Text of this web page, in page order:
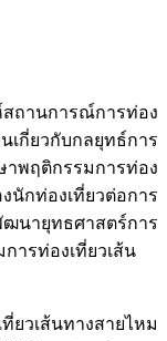
ถานการณ์การท่อง
เกี่ยวกับกลยุทธ์การ
พฤติกรรมการท่อง
กท่องเที่ยวต่อการ
ายุทธศาสตร์การ
ารท่องเที่ยวเส้น
ยวเส้นทางสายไหม